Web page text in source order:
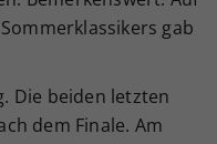
gab
Die beiden letzten
dem Finale. Am